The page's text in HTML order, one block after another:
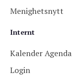
Menighetsnytt
Internt
Kalender Agenda
Login